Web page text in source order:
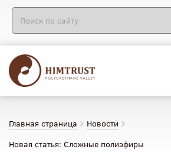
Главная страница
Новости
Новая статья: Сложные полиэфиры